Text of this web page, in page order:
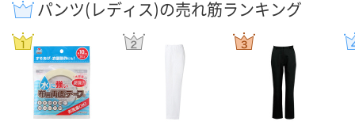
パンツ(レディス)の売れ筋ランキング